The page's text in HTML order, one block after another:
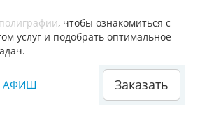
, чтобы ознакомиться с
услуг и подобрать оптимальное
АФИШ Заказать